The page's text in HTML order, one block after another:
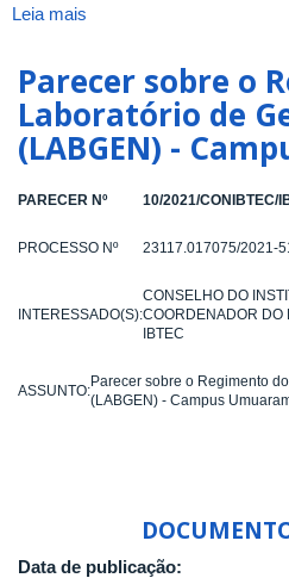
Leia mais
Pessoal
UFU
Nº
2217,
de
2025
Parecer sobre o
Laboratório de
(LABGEN) -
PARECER Nº 10/2021/CONIBTEC/
PROCESSO Nº 23117.017075/2021-
INTERESSADO(S):
CONSELHO DO
COORDENADOR DO
IBTEC
ASSUNTO:
Parecer sobre o Regimento
(LABGEN) - Campus
Data de publicação: